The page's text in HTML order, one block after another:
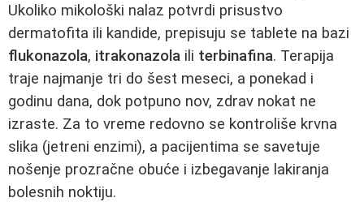
Ukoliko mikološki nalaz potvrdi prisustvo
dermatofita ili kandide, prepisuju se tablete na bazi
flukonazola, itrakonazola ili terbinafina. Terapija
traje najmanje tri do šest meseci, a ponekad i
godinu dana, dok potpuno nov, zdrav nokat ne
izraste. Za to vreme redovno se kontroliše krvna
slika (jetreni enzimi), a pacijentima se savetuje
nošenje prozračne obuće i izbegavanje lakiranja
bolesnih noktiju.